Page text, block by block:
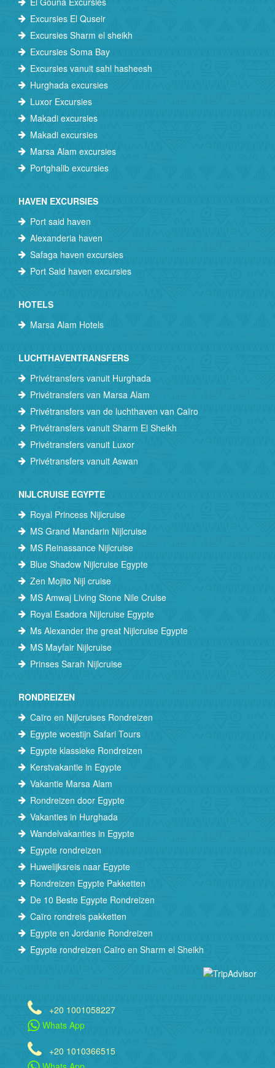
Excursies El Quseir
Excursies Sharm el sheikh
Excursies Soma Bay
Excursies vanuit sahl hasheesh
Hurghada excursies
Luxor Excursies
Makadi excursies
Makadi excursies
Marsa Alam excursies
Portghalib excursies
HAVEN EXCURSIES
Port said haven
Alexanderia haven
Safaga haven excursies
Port Said haven excursies
HOTELS
Marsa Alam Hotels
LUCHTHAVENTRANSFERS
Privétransfers vanuit Hurghada
Privétransfers van Marsa Alam
Privétransfers van de luchthaven van Caïro
Privétransfers vanuit Sharm El Sheikh
Privétransfers vanuit Luxor
Privétransfers vanuit Aswan
NIJLCRUISE EGYPTE
Royal Princess Nijlcruise
MS Grand Mandarin Nijlcruise
MS Reinassance Nijlcruise
Blue Shadow Nijlcruise Egypte
Zen Mojito Nijl cruise
MS Amwaj Living Stone Nile Cruise
Royal Esadora Nijlcruise Egypte
Ms Alexander the great Nijlcruise Egypte
MS Mayfair Nijlcruise
Prinses Sarah Nijlcruise
RONDREIZEN
Caïro en Nijlcruises Rondreizen
Egypte woestijn Safari Tours
Egypte klassieke Rondreizen
Kerstvakantie in Egypte
Vakantie Marsa Alam
Rondreizen door Egypte
Vakanties in Hurghada
Wandelvakanties in Egypte
Egypte rondreizen
Huwelijksreis naar Egypte
Rondreizen Egypte Pakketten
De 10 Beste Egypte Rondreizen
Caïro rondreis pakketten
Egypte en Jordanie Rondreizen
Egypte rondreizen Caïro en Sharm el Sheikh
+20 1001058227
Whats App
+20 1010366515